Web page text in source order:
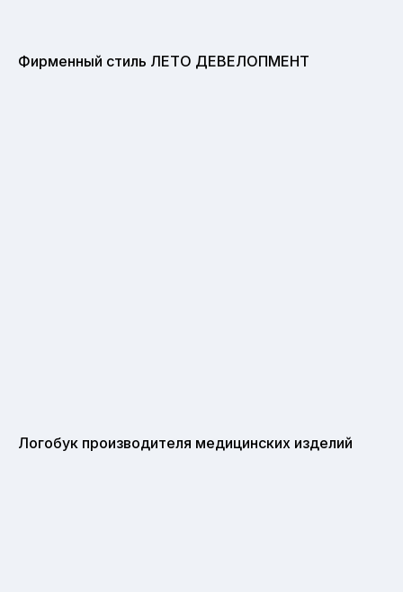
Фирменный стиль ЛЕТО ДЕВЕЛОПМЕНТ
Логобук производителя медицинских изделий